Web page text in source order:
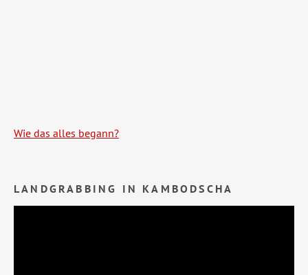
Wie das alles begann?
LANDGRABBING IN KAMBODSCHA